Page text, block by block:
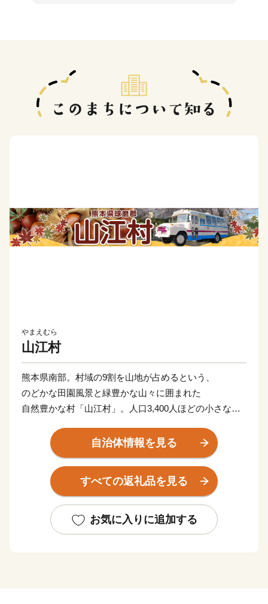
やまえむら
山江村
熊本県南部。村域の9割を山地が占めるという、
のどかな田園風景と緑豊かな山々に囲まれた
自然豊かな村「山江村」。人口3,400人ほどの小さな村
【自然豊かな場所でのびのびと「子育てに優しい村」】
子育てを意識して住む場所を考えたとき、
都会から離れての田舎暮らしも候補にあがるかもしれま
ただそこで、知り合いが出来るのか？
自治体情報を見る
すべての返礼品を見る
お気に入りに追加する